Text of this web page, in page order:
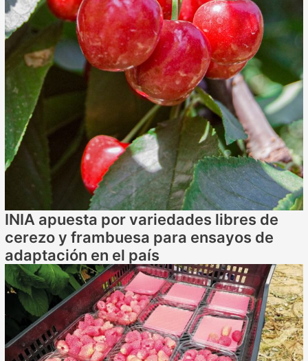
INIA apuesta por variedades libres de
cerezo y frambuesa para ensayos de
adaptación en el país